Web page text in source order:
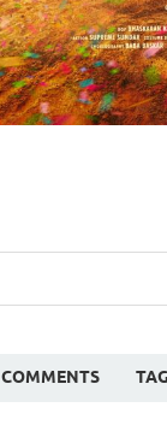
COMMENTS